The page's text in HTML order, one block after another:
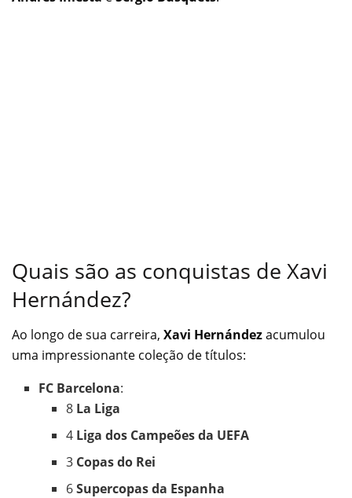
Quais são as conquistas de Xavi
Hernández?
Ao longo de sua carreira, Xavi Hernándezacumulou
uma impressionante coleção de títulos:
FC Barcelona:
8 La Liga
4 Liga dos Campeões da UEFA
3 Copas do Rei
6Supercopas da Espanha